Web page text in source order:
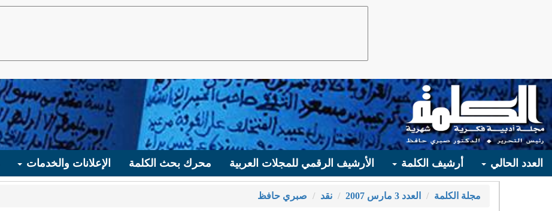
العدد الحالي أرشيف الكلمة الأرشيف الرقمي للمجلات العربية محرك بحث الكلمة الإعلانات والخدمات
مجلة الكلمة العدد 3 مارس 2007 نقد صبري حافظ